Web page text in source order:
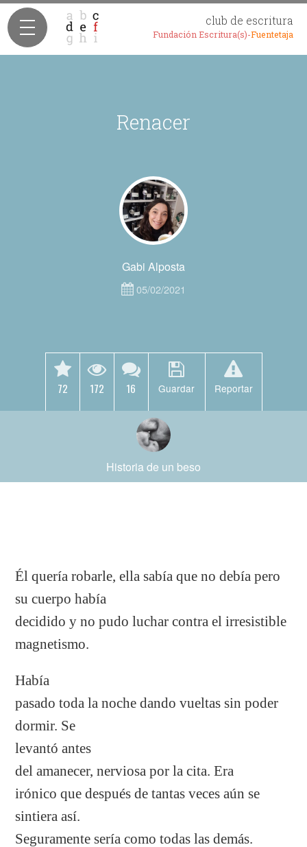
club de escritura
Fundación Escritura(s)-Fuentetaja
Renacer
Gabi Alposta
05/02/2021
72 172 16 Guardar Reportar
Historia de un beso
Él quería robarle, ella sabía que no debía pero
su cuerpo había
decidido y no pudo luchar contra el irresistible
magnetismo.
Había
pasado toda la noche dando vueltas sin poder
dormir. Se
levantó antes
del amanecer, nerviosa por la cita. Era
irónico que después de tantas veces aún se
sintiera así.
Seguramente sería como todas las demás.